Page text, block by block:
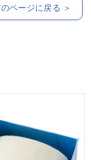
ページに戻る ＞